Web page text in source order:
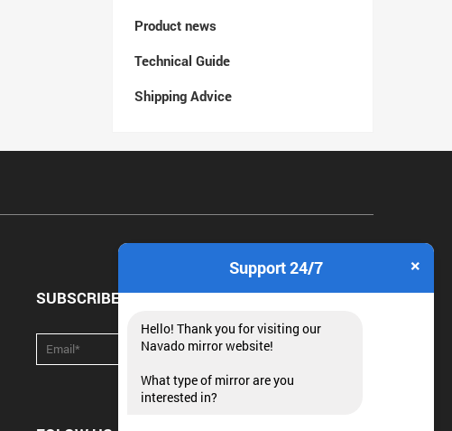
Product news
Technical Guide
Shipping Advice
SUBSCRIBE NEWSLETTER
Support 24/7 ×
Hello! Thank you for visiting our
Navado mirror website!
What type of mirror are you
interested in?